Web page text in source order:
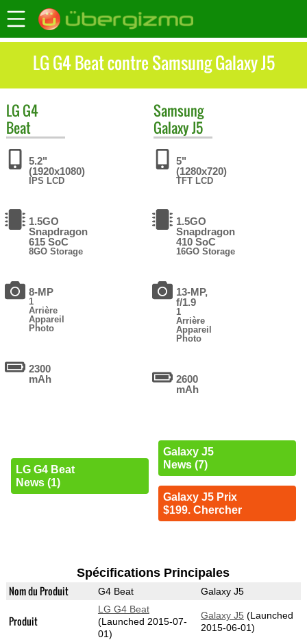
LG G4 Beat contre Samsung Galaxy J5
LG G4
Beat
5.2"
(1920x1080)
IPS LCD
1.5GO
Snapdragon
615 SoC
8GO Storage
8-MP
1
Arrière
Appareil
Photo
2300
mAh
LG G4 Beat
News (1)
Samsung
Galaxy J5
5"
(1280x720)
TFT LCD
1.5GO
Snapdragon
410 SoC
16GO Storage
13-MP,
f/1.9
1
Arrière
Appareil
Photo
2600
mAh
Galaxy J5
News (7)
Galaxy J5 Prix
$199. Chercher
Spécifications Principales
Nom du Produit G4 Beat Galaxy J5
Produit
LG G4 Beat
(Launched 2015-07-
01)
Galaxy J5 (Launched
2015-06-01)